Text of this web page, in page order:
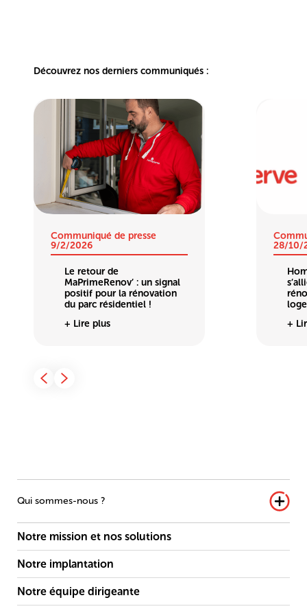
Découvrez nos derniers communiqués :
Communiqué de presse
9/2/2026
Le retour de
MaPrimeRenov’ : un signal
positif pour la rénovation
du parc résidentiel !
+ Lire plus
28/10/
+
Qui sommes-nous ?
Notre mission et nos solutions
Notre implantation
Notre équipe dirigeante